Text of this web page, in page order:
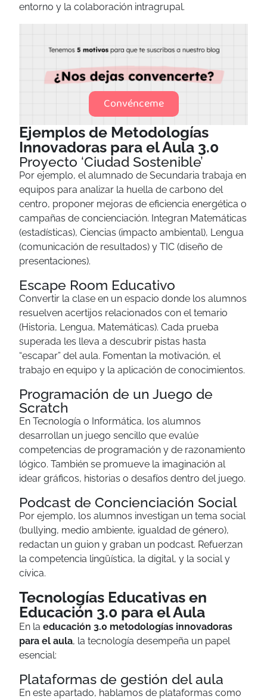
entorno y la colaboración intragrupal.
Convénceme
Ejemplos de Metodologías
Innovadoras para el Aula 3.0
Proyecto ‘Ciudad Sostenible’
Por ejemplo, el alumnado de Secundaria trabaja en
equipos para analizar la huella de carbono del
centro, proponer mejoras de eficiencia energética o
campañas de concienciación. Integran Matemáticas
(estadísticas), Ciencias (impacto ambiental), Lengua
(comunicación de resultados) y TIC (diseño de
presentaciones).
Escape Room Educativo
Convertir la clase en un espacio donde los alumnos
resuelven acertijos relacionados con el temario
(Historia, Lengua, Matemáticas). Cada prueba
superada les lleva a descubrir pistas hasta
“escapar” del aula. Fomentan la motivación, el
trabajo en equipo y la aplicación de conocimientos.
Programación de un Juego de
Scratch
En Tecnología o Informática, los alumnos
desarrollan un juego sencillo que evalúe
competencias de programación y de razonamiento
lógico. También se promueve la imaginación al
idear gráficos, historias o desafíos dentro del juego.
Podcast de Concienciación Social
Por ejemplo, los alumnos investigan un tema social
(bullying, medio ambiente, igualdad de género),
redactan un guion y graban un podcast. Refuerzan
la competencia lingüística, la digital, y la social y
cívica.
Tecnologías Educativas en
Educación 3.0 para el Aula
En la educación 3.0 metodologías innovadoras
para el aula, la tecnología desempeña un papel
esencial:
Plataformas de gestión del aula
En este apartado, hablamos de plataformas como